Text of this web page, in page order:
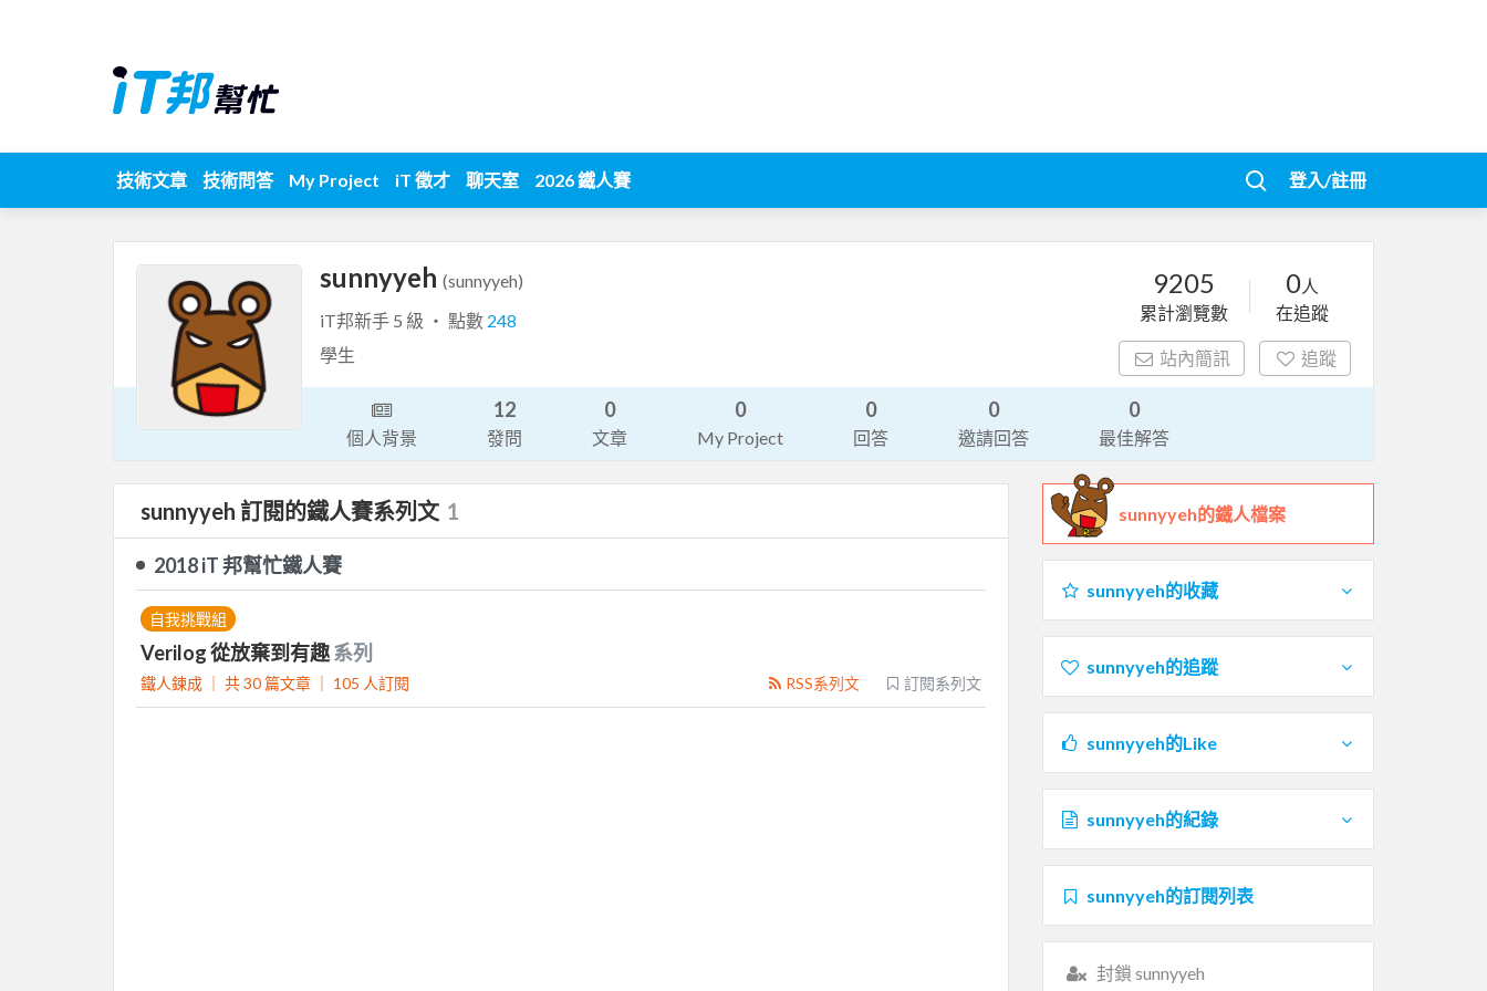
技術文章 技術問答 My Project iT 徵才 聊天室 2026 鐵人賽 登入/註冊
sunnyyeh (sunnyyeh)
iT邦新手 5 級 ‧ 點數 248
學生
9205
累計瀏覽數
0人
在追蹤
站內簡訊 追蹤
個人背景
12
發問
0
文章
0
My Project
0
回答
0
邀請回答
0
最佳解答
sunnyyeh 訂閱的鐵人賽系列文 1
2018 iT 邦幫忙鐵人賽
自我挑戰組
Verilog 從放棄到有趣系列
鐵人鍊成 ｜ 共 30 篇文章 ｜ 105 人訂閱 訂閱系列文
RSS系列文
sunnyyeh的鐵人檔案
sunnyyeh的收藏
sunnyyeh的追蹤
sunnyyeh的Like
sunnyyeh的紀錄
sunnyyeh的訂閱列表
封鎖 sunnyyeh